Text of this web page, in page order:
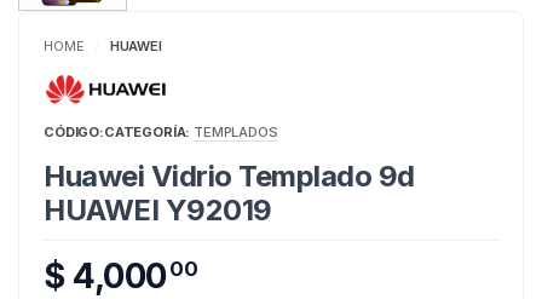
HOME HUAWEI
CÓDIGO:CATEGORÍA: TEMPLADOS
Huawei Vidrio Templado 9d
HUAWEI Y92019
$ 4,00000